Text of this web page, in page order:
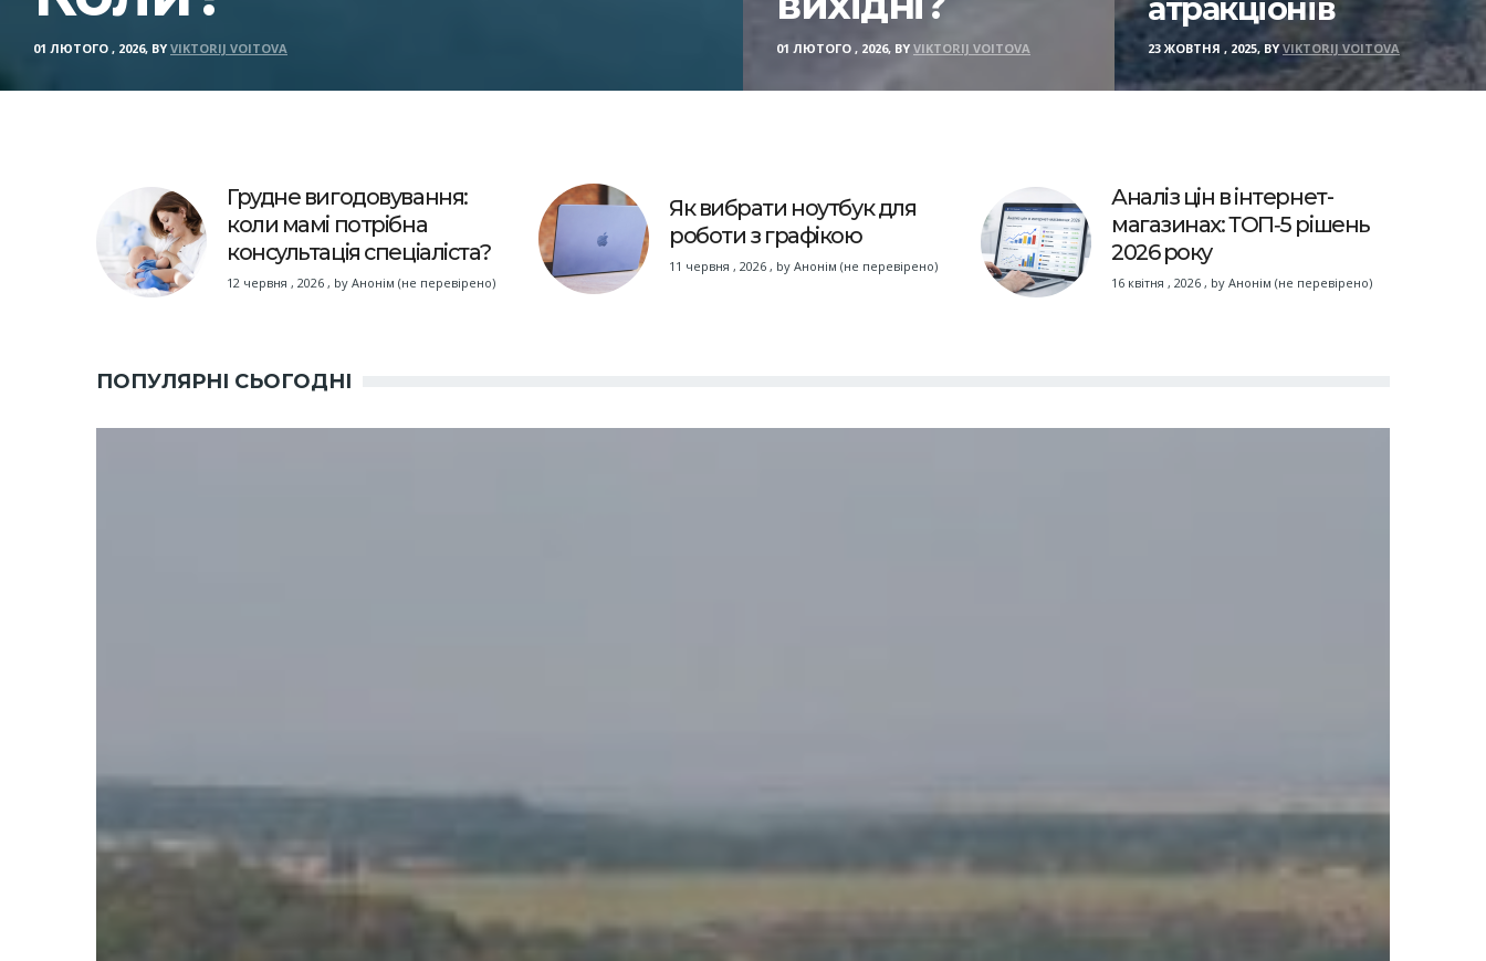
01 ЛЮТОГО , 2026, BY VIKTORIJ VOITOVA 01 ЛЮТОГО , 2026, BY VIKTORIJ VOITOVA
атракціонів
23 ЖОВТНЯ , 2025, BY VIKTORIJ VOITOVA
Грудне вигодовування:
коли мамі потрібна
консультація спеціаліста?
12 червня , 2026 , by Анонім (не перевірено)
Як вибрати ноутбук для
роботи з графікою
11 червня , 2026, by Анонім (не перевірено)
Аналіз цін в інтернет-
магазинах: ТОП‑5 рішень
2026 року
16 квітня , 2026, by Анонім (не перевірено)
ПОПУЛЯРНІ СЬОГОДНІ